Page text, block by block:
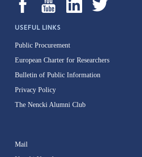
USEFUL LINKS
Public Procurement
European Charter for Researchers
Bulletin of Public Information
Privacy Policy
The Nencki Alumni Club
Mail